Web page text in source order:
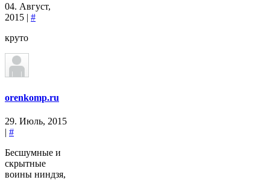
04. Август,
2015 | #
круто
orenkomp.ru
29. Июль, 2015
| #
Бесшумные и
скрытные
воины ниндзя,